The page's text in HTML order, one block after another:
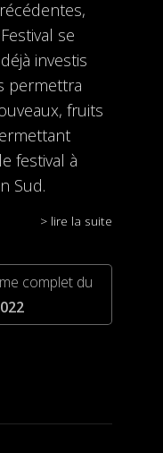
se
investis
permettra
fruits
festival à
Sud.
> lire la suite
complet du